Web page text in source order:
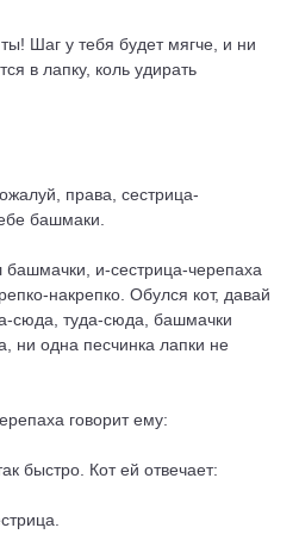
Шаг у тебя будет мягче, и ни
в лапку, коль удирать
права, сестрица-
башмаки.
башмачки, и-сестрица-черепаха
накрепко. Обулся кот, давай
сюда, туда-сюда, башмачки
ни одна песчинка лапки не
говорит ему:
быстро. Кот ей отвечает: